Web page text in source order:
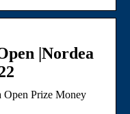
|Nordea
Open Prize Money